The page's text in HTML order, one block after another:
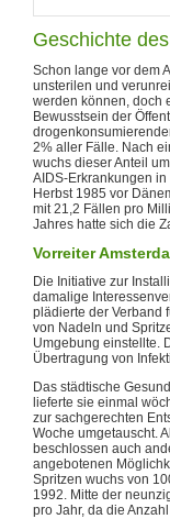
Geschichte
Schon lange vor dem
unsterilen und
werden können, doch
Bewusstsein der
2% aller Fälle. Nach
wuchs dieser Anteil
AIDS-Erkrankungen
Herbst 1985 vor
mit 21,2 Fällen pro
Jahres hatte sich die
Vorreiter
Die Initiative zur
damalige
plädierte der Verband
von Nadeln und
Umgebung einstellte.
Übertragung von
Das städtische
lieferte sie einmal
zur sachgerechten
Woche umgetauscht.
beschlossen auch
angebotenen
Spritzen wuchs von
1992. Mitte der
pro Jahr, da die